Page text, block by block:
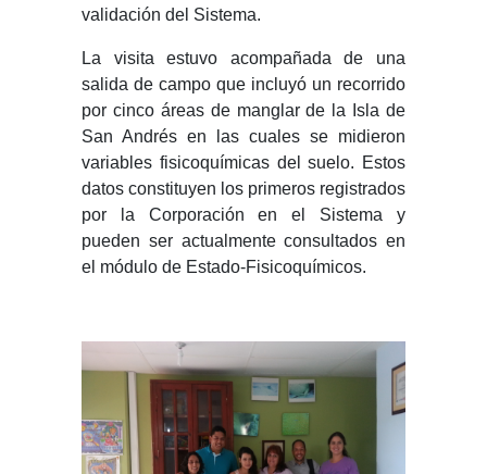
validación del Sistema.
La visita estuvo acompañada de una
salida de campo que incluyó un recorrido
por cinco áreas de manglar de la Isla de
San Andrés en las cuales se midieron
variables fisicoquímicas del suelo. Estos
datos constituyen los primeros registrados
por la Corporación en el Sistema y
pueden ser actualmente consultados en
el módulo de Estado-Fisicoquímicos.